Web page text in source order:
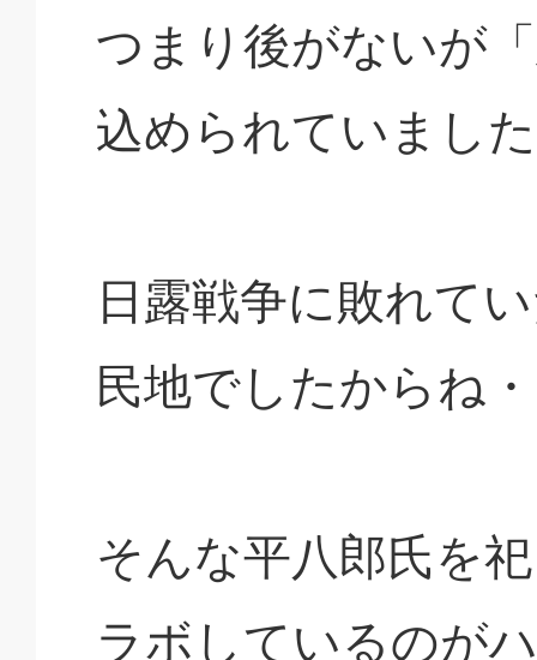
つまり後がないが「
込められていまし
日露戦争に敗れて
民地でしたからね
そんな平八郎氏を
ラボしているのが